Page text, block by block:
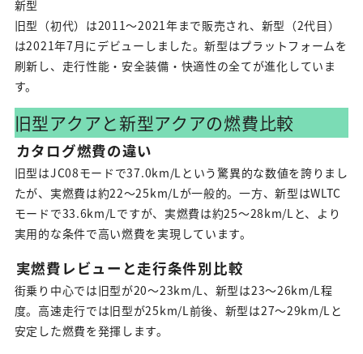
新型
旧型（初代）は2011〜2021年まで販売され、新型（2代目）
は2021年7月にデビューしました。新型はプラットフォームを
刷新し、走行性能・安全装備・快適性の全てが進化していま
す。
旧型アクアと新型アクアの燃費比較
カタログ燃費の違い
旧型はJC08モードで37.0km/Lという驚異的な数値を誇りまし
たが、実燃費は約22〜25km/Lが一般的。一方、新型はWLTC
モードで33.6km/Lですが、実燃費は約25〜28km/Lと、より
実用的な条件で高い燃費を実現しています。
実燃費レビューと走行条件別比較
街乗り中心では旧型が20〜23km/L、新型は23〜26km/L程
度。高速走行では旧型が25km/L前後、新型は27〜29km/Lと
安定した燃費を発揮します。